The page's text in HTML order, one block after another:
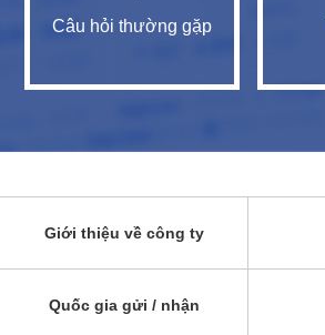
Câu hỏi thường gặp
Giới thiệu về công ty
Quốc gia gửi / nhận